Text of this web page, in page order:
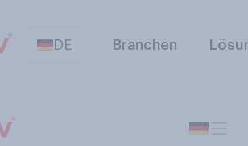
DE Branchen